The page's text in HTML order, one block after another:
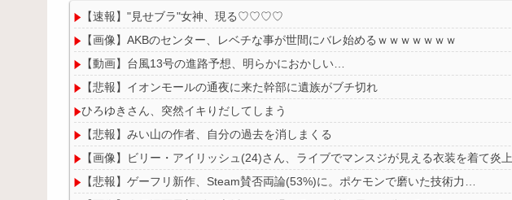
【速報】"見せブラ"女神、現る♡♡♡♡
【画像】AKBのセンター、レベチな事が世間にバレ始めるｗｗｗｗｗｗｗ
【動画】台風13号の進路予想、明らかにおかしい…
【悲報】イオンモールの通夜に来た幹部に遺族がブチ切れ
ひろゆきさん、突然イキりだしてしまう
【悲報】みい山の作者、自分の過去を消しまくる
【画像】ビリー・アイリッシュ(24)さん、ライブでマンスジが見える衣装を着て炎上
【悲報】ゲーフリ新作、Steam賛否両論(53%)に。ポケモンで磨いた技術力…